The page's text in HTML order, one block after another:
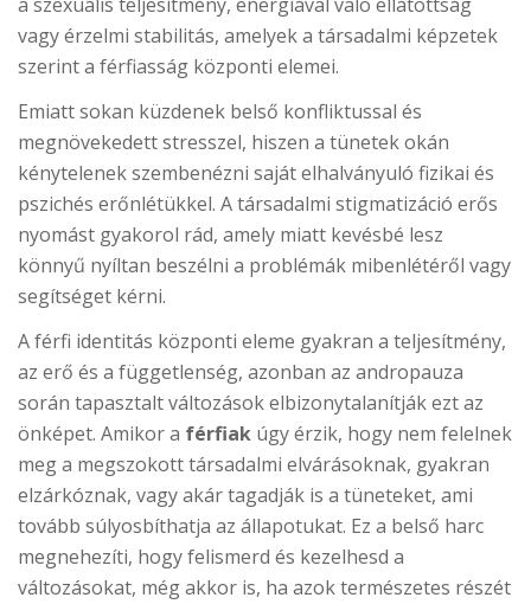
vagy érzelmi stabilitás, amelyek a társadalmi képzetek
szerint a férfiasság központi elemei.
Emiatt sokan küzdenek belső konfliktussal és
megnövekedett stresszel, hiszen a tünetek okán
kénytelenek szembenézni saját elhalványuló fizikai és
pszichés erőnlétükkel. A társadalmi stigmatizáció erős
nyomást gyakorol rád, amely miatt kevésbé lesz
könnyű nyíltan beszélni a problémák mibenlétéről vagy
segítséget kérni.
A férfi identitás központi eleme gyakran a teljesítmény,
az erő és a függetlenség, azonban az andropauza
során tapasztalt változások elbizonytalanítják ezt az
önképet. Amikor a férfiak úgy érzik, hogy nem felelnek
meg a megszokott társadalmi elvárásoknak, gyakran
elzárkóznak, vagy akár tagadják is a tüneteket, ami
tovább súlyosbíthatja az állapotukat. Ez a belső harc
megnehezíti, hogy felismerd és kezelhesd a
változásokat, még akkor is, ha azok természetes részét